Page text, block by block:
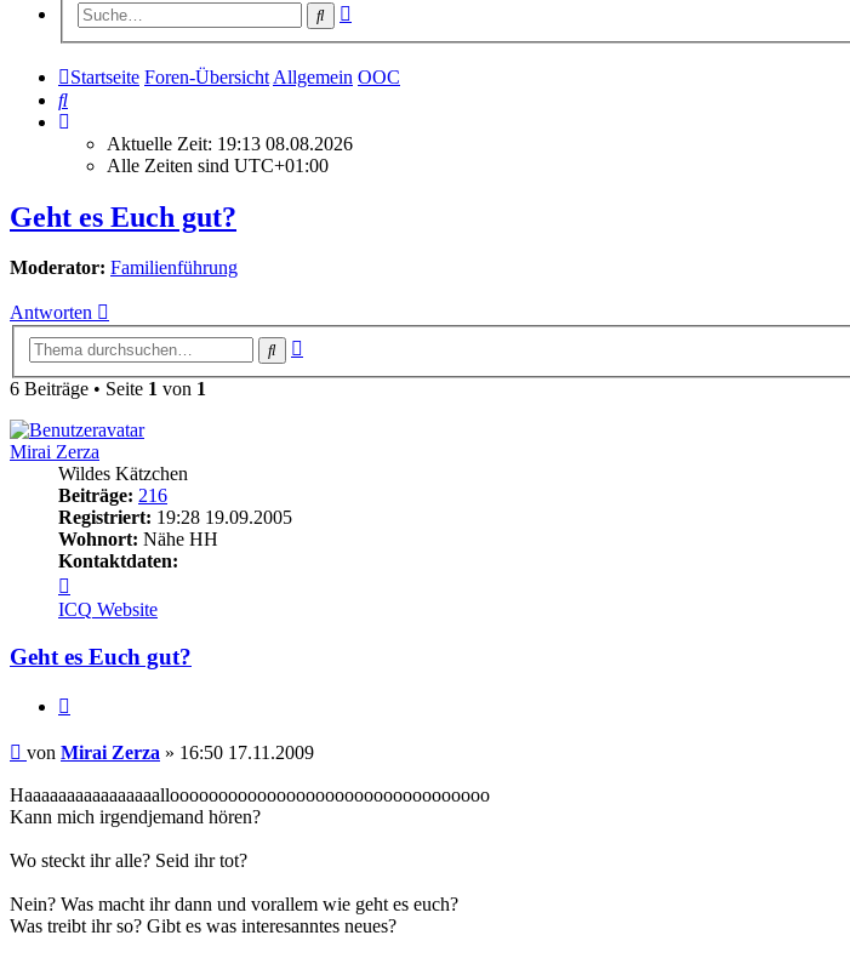
Suche
Startseite Foren-Übersicht Allgemein OOC
Suche
Aktuelle Zeit: 19:13 08.08.2026
Alle Zeiten sind UTC+01:00
Geht es Euch gut?
Moderator: Familienführung
Antworten
Suche
6 Beiträge • Seite 1 von 1
Mirai Zerza
Wildes Kätzchen
Beiträge: 216
Registriert: 19:28 19.09.2005
Wohnort: Nähe HH
Kontaktdaten:
von
Mirai
Zerza
ICQ Website
Geht es Euch gut?
Beitrag
von Mirai Zerza » 16:50 17.11.2009
Haaaaaaaaaaaaaaaallooooooooooooooooooooooooooooooooo
Kann mich irgendjemand hören?
Wo steckt ihr alle? Seid ihr tot?
Nein? Was macht ihr dann und vorallem wie geht es euch?
Was treibt ihr so? Gibt es was interesanntes neues?